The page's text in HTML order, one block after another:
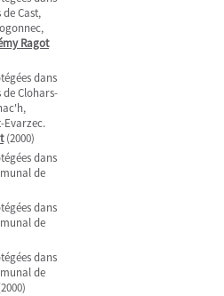
Cast,
Ragot
dans
Clohars-
Evarzec.
(2000)
dans
de
dans
de
dans
de